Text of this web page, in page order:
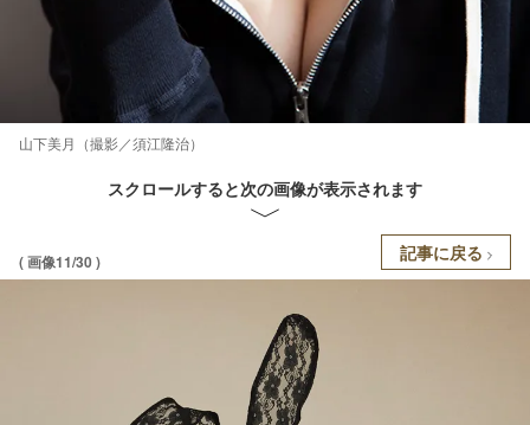
山下美月（撮影／須江隆治）
スクロールすると次の画像が表示されます
( 画像11/30 ) 記事に戻る